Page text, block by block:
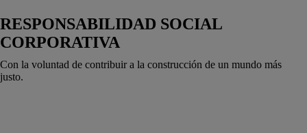
RESPONSABILIDAD SOCIAL
CORPORATIVA
Con la voluntad de contribuir a la construcción de un mundo más
justo.